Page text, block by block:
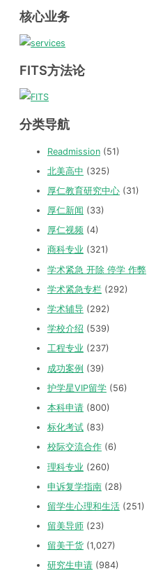
核心业务
FITS方法论
分类导航
Readmission (51)
北美高中 (325)
厚仁教育研究中心 (31)
厚仁新闻 (33)
厚仁视频 (4)
商科专业 (321)
学术紧急 开除 停学 作弊
学术紧急专栏 (292)
学术辅导 (292)
学校介绍 (539)
工程专业 (237)
成功案例 (39)
护学星VIP留学 (56)
本科申请 (800)
标化考试 (83)
校际交流合作 (6)
理科专业 (260)
申诉复学指南 (28)
留学生心理和生活 (251)
留美导师 (23)
留美干货 (1,027)
研究生申请 (984)